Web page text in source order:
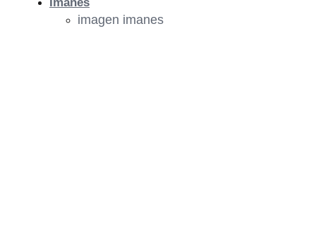
imagen imanes